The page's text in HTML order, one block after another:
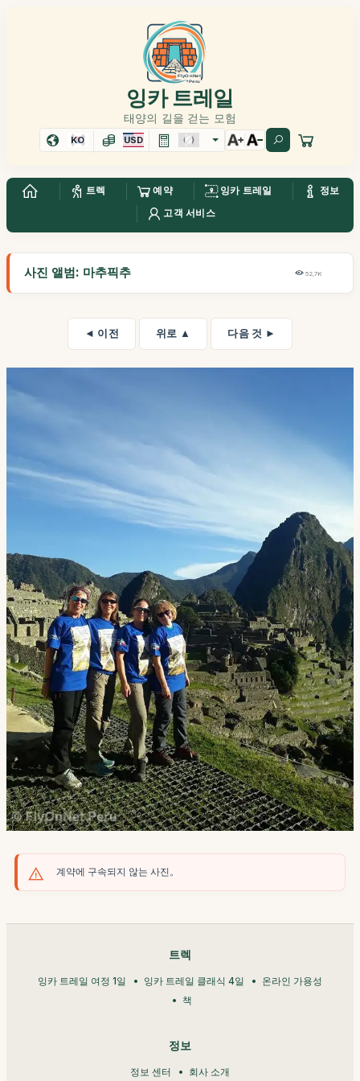
잉카 트레일
태양의 길을 걷는 모험
KO USD
트렉 예약 잉카 트레일
정보
고객 서비스
사진 앨범: 마추픽추 52,7K
◄ 이전 위로 ▲ 다음 것 ►
계약에 구속되지 않는 사진。
트렉
잉카 트레일 여정 1일 잉카 트레일 클래식 4일
온라인 가용성
책
정보
정보 센터 회사 소개